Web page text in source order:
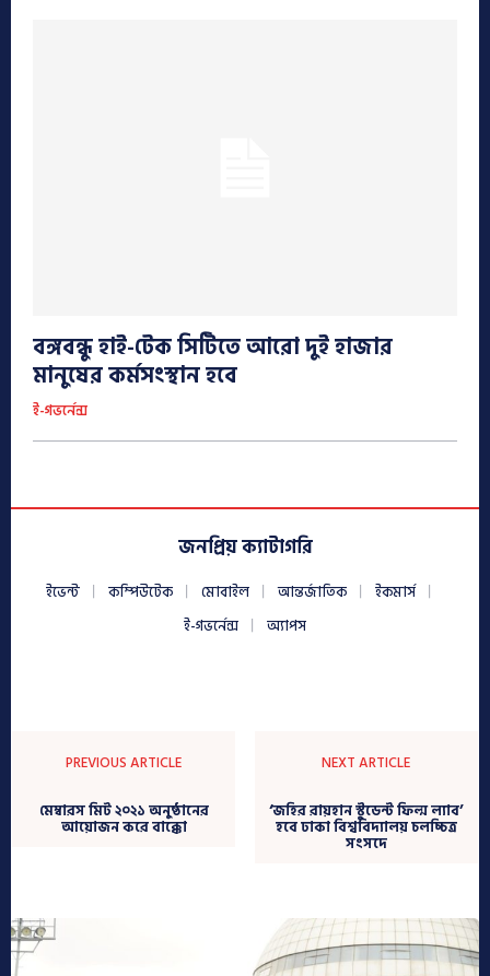
বঙ্গবন্ধু হাই-টেক সিটিতে আরো দুই হাজার
মানুষের কর্মসংস্থান হবে
ই-গভর্নেন্স
জনপ্রিয় ক্যাটাগরি
ইভেন্ট কম্পিউটেক মোবাইল আন্তর্জাতিক
ইকমার্স
ই-গভর্নেন্স
অ্যাপস
PREVIOUS ARTICLE
মেম্বারস মিট ২০২১ অনুষ্ঠানের
আয়োজন করে বাক্কো
NEXT ARTICLE
‘জহির রায়হান স্টুডেন্ট ফিল্ম ল্যাব’
হবে ঢাকা বিশ্ববিদ্যালয় চলচ্চিত্র
সংসদে